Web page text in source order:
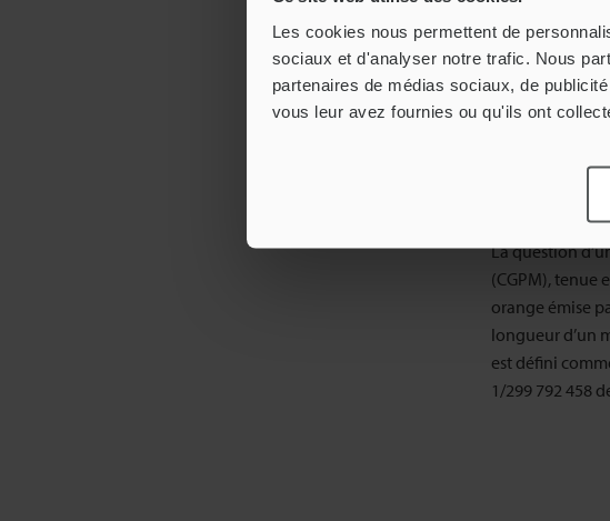
Les cookies nous permettent de
sociaux et d'analyser notre trafic. Nous
partenaires de médias sociaux, de
vous leur avez fournies ou qu'ils ont
(3) La
Depuis sa
à la
La question
(CGPM), tenue
orange émise
longueur d’un
est défini
1/299 792 458